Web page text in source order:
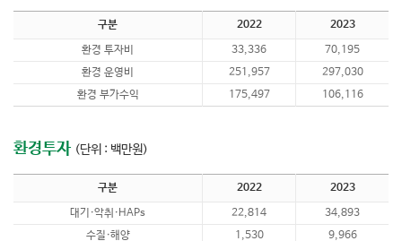
구분 2022
2023
환경 투자비
33,336
70,195
환경 운영비
251,957
297,030
환경 부가수익
175,497 106,116
환경투자 (단위 : 백만원)
구분 2022
2023
대기·악취·HAPs
22,814
34,893
수질·해양
1,530 9,966